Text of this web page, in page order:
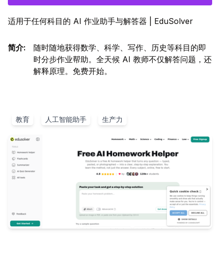
适用于任何科目的 AI 作业助手与解答器 | EduSolver
简介:
随时随地获得数学、科学、写作、历史等科目的即
时分步作业帮助。全天候 AI 教师不仅解答问题，还
解释原理。免费开始。
教育 人工智能助手 生产力